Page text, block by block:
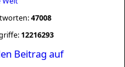
47008
12216293
Beitrag auf